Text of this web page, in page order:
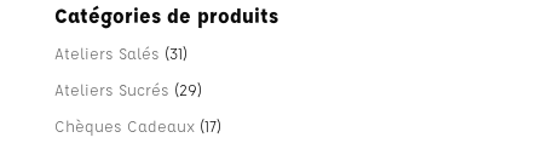
Catégories de produits
Ateliers Salés (31)
Ateliers Sucrés (29)
Chèques Cadeaux (17)